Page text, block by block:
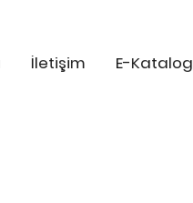
İletişim E-Katalog